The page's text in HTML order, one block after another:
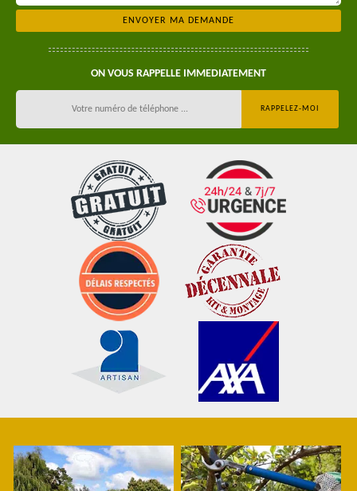
ON VOUS RAPPELLE IMMEDIATEMENT